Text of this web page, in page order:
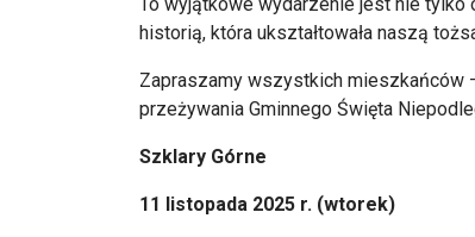
To wyjątkowe wydarzenie jest nie tylko
historią, która ukształtowała naszą
Zapraszamy wszystkich mieszkańców
przeżywania Gminnego Święta
Szklary Górne
11 listopada 2025 r. (wtorek)